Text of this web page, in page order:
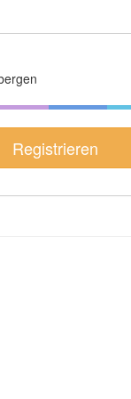
Registrieren